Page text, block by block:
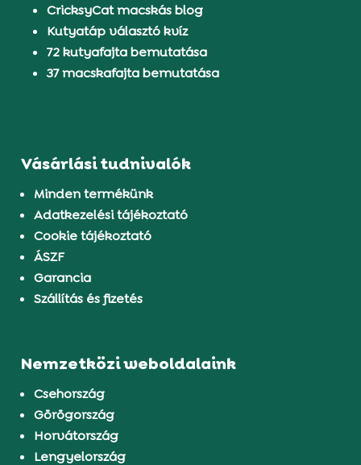
CricksyCat macskás blog
Kutyatáp választó kvíz
72 kutyafajta bemutatása
37 macskafajta bemutatása
Vásárlási tudnivalók
Minden termékünk
Adatkezelési tájékoztató
Cookie tájékoztató
ÁSZF
Garancia
Szállítás és fizetés
Nemzetközi weboldalaink
Csehország
Görögország
Horvátország
Lengyelország